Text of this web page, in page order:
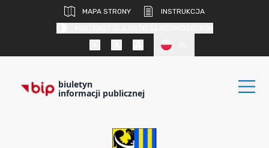
MAPA STRONY
INSTRUKCJA
biuletyn
informacji publicznej